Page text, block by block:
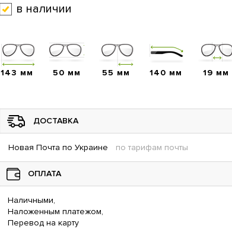
в наличии
143 мм 50 мм 55 мм 140 мм 19 мм
ДОСТАВКА
Новая Почта по Украине по тарифам почты
ОПЛАТА
Наличными,
Наложенным платежом,
Перевод на карту